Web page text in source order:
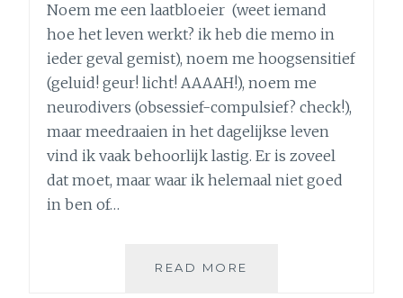
Noem me een laatbloeier (weet iemand
hoe het leven werkt? ik heb die memo in
ieder geval gemist), noem me hoogsensitief
(geluid! geur! licht! AAAAH!), noem me
neurodivers (obsessief-compulsief? check!),
maar meedraaien in het dagelijkse leven
vind ik vaak behoorlijk lastig. Er is zoveel
dat moet, maar waar ik helemaal niet goed
in ben of…
READ MORE